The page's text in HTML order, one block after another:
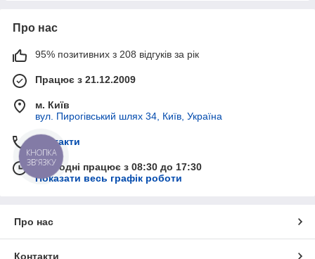
Про нас
95% позитивних з 208 відгуків за рік
Працює з 21.12.2009
м. Київ
вул. Пирогівський шлях 34, Київ, Україна
Контакти
Сьогодні працює з 08:30 до 17:30
Показати весь графік роботи
Про нас
Контакти
КНОПКА
ЗВ'ЯЗКУ